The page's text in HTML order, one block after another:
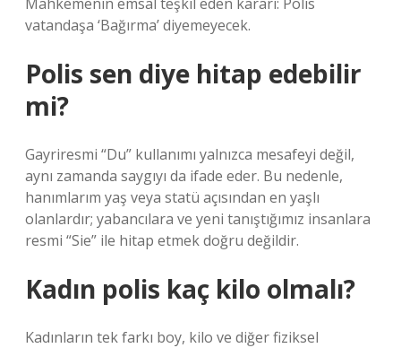
vatandaşa ‘Bağırma’ diyemeyecek.
Polis sen diye hitap edebilir
mi?
Gayriresmi “Du” kullanımı yalnızca mesafeyi değil,
aynı zamanda saygıyı da ifade eder. Bu nedenle,
hanımlarım yaş veya statü açısından en yaşlı
olanlardır; yabancılara ve yeni tanıştığımız insanlara
resmi “Sie” ile hitap etmek doğru değildir.
Kadın polis kaç kilo olmalı?
Kadınların tek farkı boy, kilo ve diğer fiziksel